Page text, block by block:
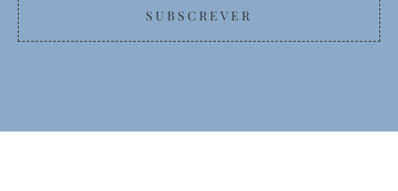
SUBSCREVER